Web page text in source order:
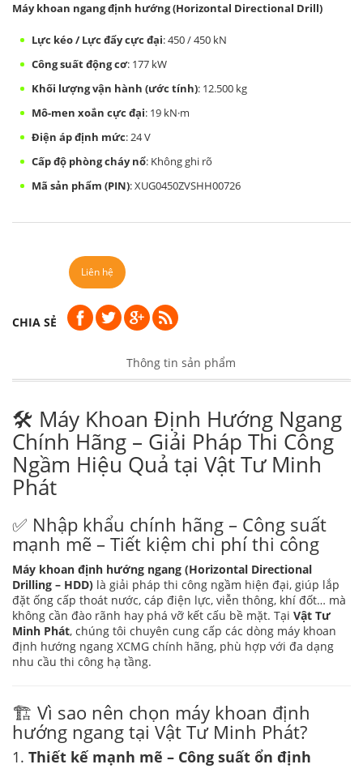
Máy khoan ngang định hướng (Horizontal Directional Drill)
Lực kéo / Lực đẩy cực đại: 450 / 450 kN
Công suất động cơ: 177 kW
Khối lượng vận hành (ước tính): 12.500 kg
Mô-men xoắn cực đại: 19 kN·m
Điện áp định mức: 24 V
Cấp độ phòng cháy nổ: Không ghi rõ
Mã sản phẩm (PIN): XUG0450ZVSHH00726
Liên hệ
CHIA SẺ
Thông tin sản phẩm
🛠️ Máy Khoan Định Hướng Ngang
Chính Hãng – Giải Pháp Thi Công
Ngầm Hiệu Quả tại Vật Tư Minh
Phát
✅ Nhập khẩu chính hãng – Công suất
mạnh mẽ – Tiết kiệm chi phí thi công
Máy khoan định hướng ngang (Horizontal Directional
Drilling – HDD) là giải pháp thi công ngầm hiện đại, giúp lắp
đặt ống cấp thoát nước, cáp điện lực, viễn thông, khí đốt… mà
không cần đào rãnh hay phá vỡ kết cấu bề mặt. Tại Vật Tư
Minh Phát, chúng tôi chuyên cung cấp các dòng máy khoan
định hướng ngang XCMG chính hãng, phù hợp với đa dạng
nhu cầu thi công hạ tầng.
🏗️ Vì sao nên chọn máy khoan định
hướng ngang tại Vật Tư Minh Phát?
1. Thiết kế mạnh mẽ – Công suất ổn định